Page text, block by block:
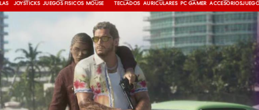
JUEGOS FISICOS MOUSE TECLADOS AURICULARES PC GAMER ACCESORIOSJUEGOS